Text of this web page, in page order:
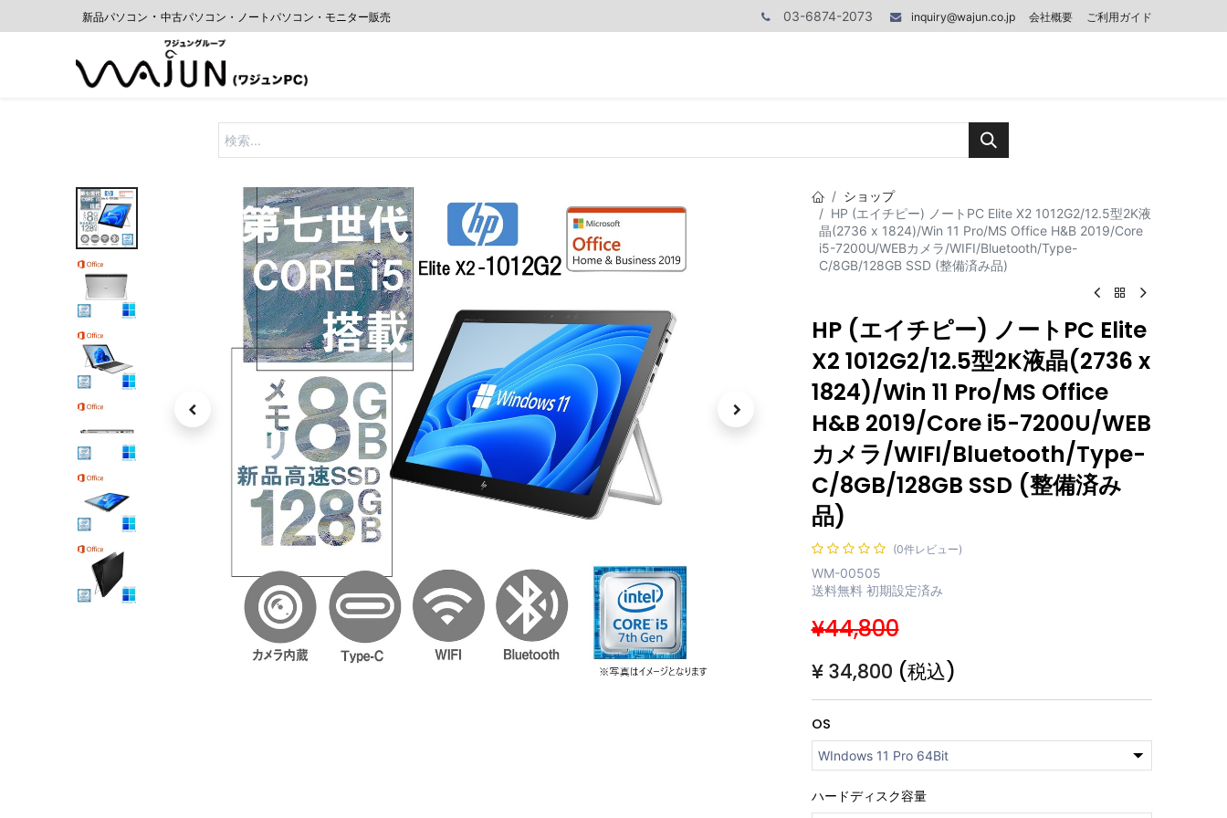
新品パソコン ・ 中古パソコン・ノートパソコン・モニター販売 03-6874-2073 inquiry@wajun.co.jp 会社概要 ご利用ガイド
ショップ
HP (エイチピー) ノートPC Elite X2 1012G2/12.5型2K液
晶(2736 x 1824)/Win 11 Pro/MS Office H&B 2019/Core
i5-7200U/WEBカメラ/WIFI/Bluetooth/Type-
C/8GB/128GB SSD (整備済み品)
HP (エイチピー) ノートPC Elite
X2 1012G2/12.5型2K液晶(2736 x
1824)/Win 11 Pro/MS Office
H&B 2019/Core i5-7200U/WEB
カメラ/WIFI/Bluetooth/Type-
C/8GB/128GB SSD (整備済み
品)
(0件レビュー)
WM-00505
送料無料 初期設定済み
¥44,800
¥ 34,800 (税込)
OS
ハードディスク容量